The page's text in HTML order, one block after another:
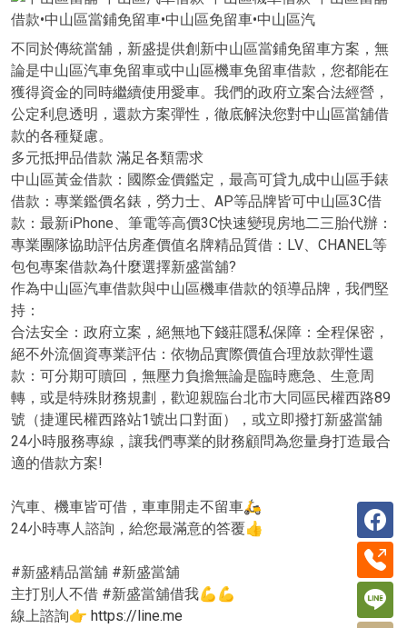
不同於傳統當舖，新盛提供創新中山區當鋪免留車方案，無
論是中山區汽車免留車或中山區機車免留車借款，您都能在
獲得資金的同時繼續使用愛車。我們的政府立案合法經營，
公定利息透明，還款方案彈性，徹底解決您對中山區當舖借
款的各種疑慮。
多元抵押品借款 滿足各類需求
中山區黃金借款：國際金價鑑定，最高可貸九成中山區手錶
借款：專業鑑價名錶，勞力士、AP等品牌皆可中山區3C借
款：最新iPhone、筆電等高價3C快速變現房地二三胎代辦：
專業團隊協助評估房產價值名牌精品質借：LV、CHANEL等
包包專案借款為什麼選擇新盛當舖?
作為中山區汽車借款與中山區機車借款的領導品牌，我們堅
持：
合法安全：政府立案，絕無地下錢莊隱私保障：全程保密，
絕不外流個資專業評估：依物品實際價值合理放款彈性還
款：可分期可贖回，無壓力負擔無論是臨時應急、生意周
轉，或是特殊財務規劃，歡迎親臨台北市大同區民權西路89
號（捷運民權西路站1號出口對面），或立即撥打新盛當舖
24小時服務專線，讓我們專業的財務顧問為您量身打造最合
適的借款方案!
汽車、機車皆可借，車車開走不留車🛵
24小時專人諮詢，給您最滿意的答覆👍
#新盛精品當舖 #新盛當舖
主打別人不借 #新盛當舖借我💪💪
線上諮詢👉 https://line.me